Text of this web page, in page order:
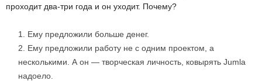
проходит два-три года и он уходит. Почему?
Ему предложили больше денег.
Ему предложили работу не с одним проектом, а
несколькими. А он — творческая личность, ковырять Jumla
надоело.